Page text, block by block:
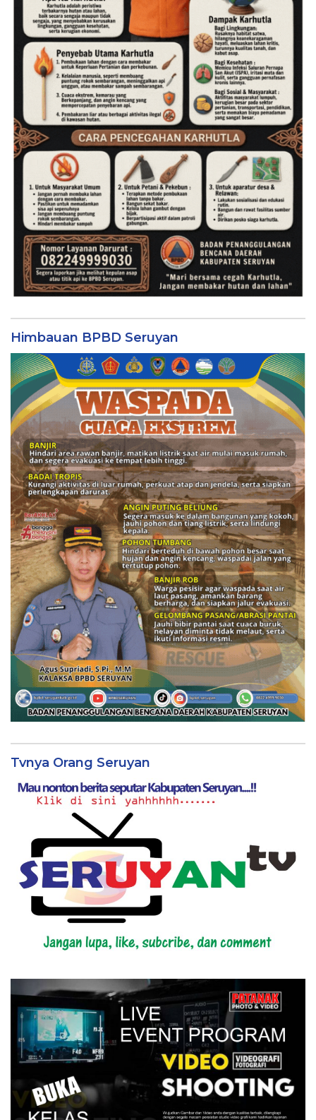
Himbauan BPBD Seruyan
Tvnya Orang Seruyan